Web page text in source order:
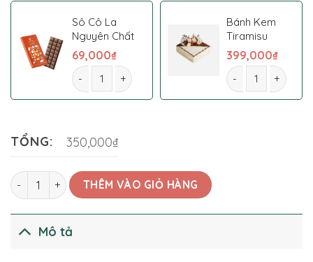
Sô Cô La
Nguyên Chất
69,000₫
Bó hoa 034 số lượng
Bánh Kem
Tiramisu
399,000₫
Bó hoa 034 số
TỔNG: 350,000₫
Bó hoa 034 số lượngTHÊM VÀO GIỎ HÀNG
Mô tả